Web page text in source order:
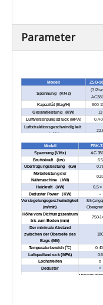
Parameter
Modell ZSG-
Spannung (V/Hz)
(3
Kapazität (Bag/H)
800-
Gesamtleistung (KW)
13
Luftversorgungsdruck (MPA)
0,4-
Luftxtraktionsgeschwindigkeit
(m³/h)
Modell
FBK-
Spannung (V/Hz)
AC
Bruttokraft （kw）
6.5
Übertragungsleistung （kw)
Motorleistung der
Nähmaschine （kW)
Heizkraft （kW) 0,5 ×
Deduster Power （KW)
-
Versiegelungsgeschwindigkeit
(m/min)
8.5
Höhe vom Dichtungszentrum
bis zum Boden (mm)
750-
Der minimale Abstand
zwischen der Oberseite des
Bags (MM)
180
Temperaturbereich (℃)
0-
Luftquellendruck (MPA)
0.6
Lochstreifen
o
Deduster
×